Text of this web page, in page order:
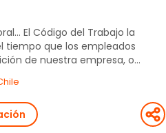
El Código del Trabajo la
tiempo que los empleados
de nuestra empresa, o